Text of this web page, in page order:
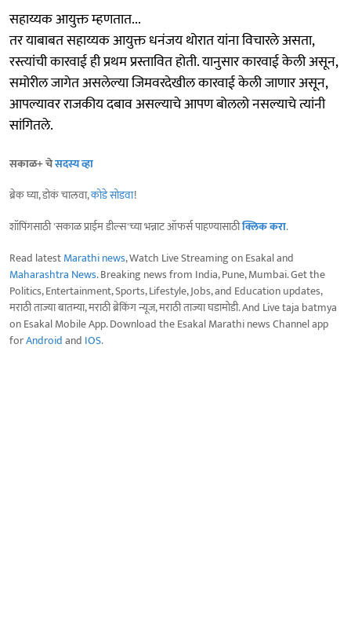
सहाय्यक आयुक्त म्हणतात...
तर याबाबत सहाय्यक आयुक्त धनंजय थोरात यांना विचारले असता,
रस्त्यांची कारवाई ही प्रथम प्रस्तावित होती. यानुसार कारवाई केली असून,
समोरील जागेत असलेल्या जिमवरदेखील कारवाई केली जाणार असून,
आपल्यावर राजकीय दबाव असल्याचे आपण बोललो नसल्याचे त्यांनी
सांगितले.
सकाळ+ चेसदस्य व्हा
ब्रेक घ्या, डोकं चालवा,कोडे सोडवा!
शॉपिंगसाठी 'सकाळ प्राईम डील्स'च्या भन्नाट ऑफर्स पाहण्यासाठीक्लिक करा.
Read latestMarathi news, Watch Live Streaming on Esakal and
Maharashtra News. Breaking news from India, Pune, Mumbai. Get the
Politics, Entertainment, Sports, Lifestyle, Jobs, and Education updates,
मराठी ताज्या बातम्या, मराठी ब्रेकिंग न्यूज, मराठी ताज्या घडामोडी. And Live taja batmya
on Esakal Mobile App. Download the Esakal Marathi news Channel app
forAndroidand IOS.